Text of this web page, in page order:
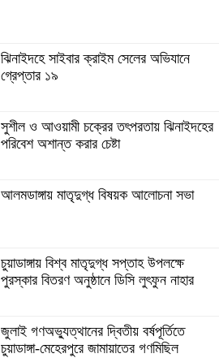
ঝিনাইদহে সাইবার ক্রাইম সেলের অভিযানে
গ্রেপ্তার ১৯
সুশীল ও আওয়ামী চক্রের তৎপরতায় ঝিনাইদহের
পরিবেশ অশান্ত করার চেষ্টা
আলমডাঙ্গায় মাতৃদুগ্ধ বিষয়ক আলোচনা সভা
চুয়াডাঙ্গায় বিশ্ব মাতৃদুগ্ধ সপ্তাহ উপলক্ষে
পুরস্কার বিতরণ অনুষ্ঠানে ডিসি লুৎফুন নাহার
জুলাই গণঅভ্যুত্থানের দ্বিতীয় বর্ষপূর্তিতে
চুয়াডাঙ্গা-মেহেরপুরে জামায়াতের গণমিছিল